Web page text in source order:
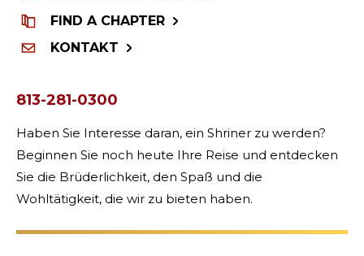
FIND A CHAPTER
KONTAKT
813-281-0300
Haben Sie Interesse daran, ein Shriner zu werden?
Beginnen Sie noch heute Ihre Reise und entdecken
Sie die Brüderlichkeit, den Spaß und die
Wohltätigkeit, die wir zu bieten haben.